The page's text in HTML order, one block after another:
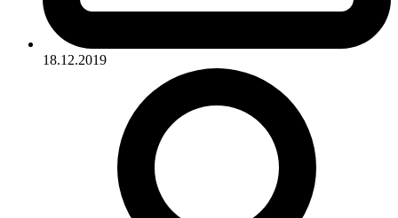
18.12.2019